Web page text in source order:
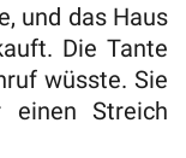
und das Haus
Die Tante
wüsste. Sie
einen Streich